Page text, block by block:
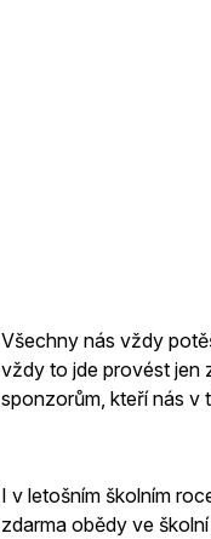
Všechny nás vždy
vždy to jde provést jen
sponzorům, kteří nás v
I v letošním školním
zdarma obědy ve